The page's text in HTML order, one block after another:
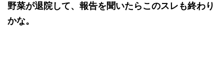
野菜が退院して、報告を聞いたらこのスレも終わり
かな。